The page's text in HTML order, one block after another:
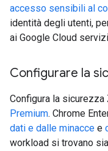
accesso sensibili al
identità degli utenti,
ai Google Cloud
Configurare la
Configura la sicurezza
Premium. Chrome
dati e dalle minacce e
workload si trovano